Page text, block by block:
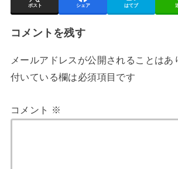
ポスト シェア はてブ
コメントを残す
メールアドレスが公開されることはあ
付いている欄は必須項目です
コメント ※